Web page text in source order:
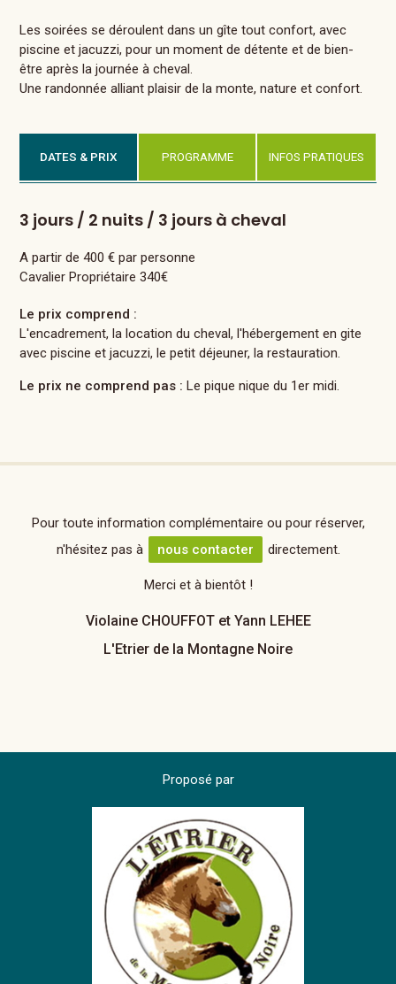
Les soirées se déroulent dans un gîte tout confort, avec
piscine et jacuzzi, pour un moment de détente et de bien-
être après la journée à cheval.
Une randonnée alliant plaisir de la monte, nature et confort.
DATES & PRIX PROGRAMME INFOS PRATIQUES
3 jours / 2 nuits / 3 jours à cheval
A partir de 400 € par personne
Cavalier Propriétaire 340€
Le prix comprend :
L'encadrement, la location du cheval, l'hébergement en gite
avec piscine et jacuzzi, le petit déjeuner, la restauration.
Le prix ne comprend pas : Le pique nique du 1er midi.
Pour toute information complémentaire ou pour réserver,
n'hésitez pas à
nous contacter directement.
Merci et à bientôt !
Violaine CHOUFFOT et Yann LEHEE
L'Etrier de la Montagne Noire
Proposé par